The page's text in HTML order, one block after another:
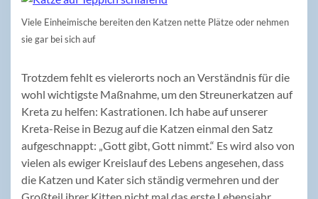
Viele Einheimische bereiten den Katzen nette Plätze oder nehmen
sie gar bei sich auf
Trotzdem fehlt es vielerorts noch an Verständnis für die
wohl wichtigste Maßnahme, um den Streunerkatzen auf
Kreta zu helfen: Kastrationen. Ich habe auf unserer
Kreta-Reise in Bezug auf die Katzen einmal den Satz
aufgeschnappt: „Gott gibt, Gott nimmt.“ Es wird also von
vielen als ewiger Kreislauf des Lebens angesehen, dass
die Katzen und Kater sich ständig vermehren und der
Großteil ihrer Kitten nicht mal das erste Lebensjahr